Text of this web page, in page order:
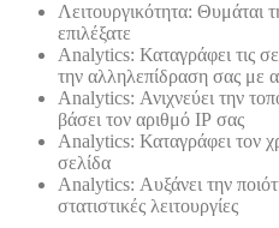
Λειτουργικότητα: Θυμάται
επιλέξατε
Analytics: Καταγράφει τις
την αλληλεπίδραση σας με
Analytics: Ανιχνεύει την
βάσει τον αριθμό ΙΡ σας
Analytics: Καταγράφει τον
σελίδα
Analytics: Αυξάνει την
στατιστικές λειτουργίες